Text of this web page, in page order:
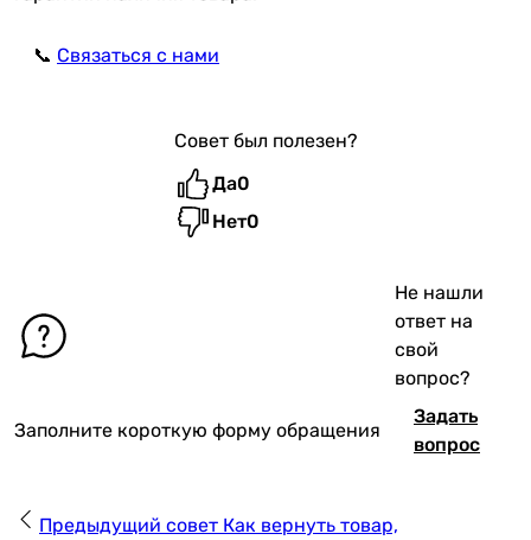
📞 Связаться с нами
Совет был полезен?
Да0
Нет0
Не нашли
ответ на
свой
вопрос?
Заполните короткую форму обращения
Задать
вопрос
Предыдущий совет Как вернуть товар,